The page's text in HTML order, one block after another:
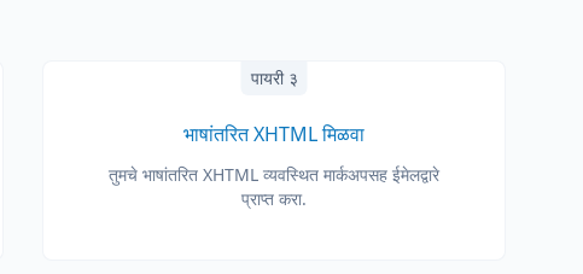
पायरी ३
भाषांतरित XHTML मिळवा
तुमचे भाषांतरित XHTML व्यवस्थित मार्कअपसह ईमेलद्वारे
प्राप्त करा.